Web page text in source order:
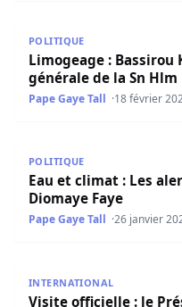
POLITIQUE
Limogeage : Bassirou
générale de la Sn Hlm
Pape Gaye Tall 18 février
POLITIQUE
Eau et climat : Les
Diomaye Faye
Pape Gaye Tall 26 janvier
INTERNATIONAL
Visite officielle : le